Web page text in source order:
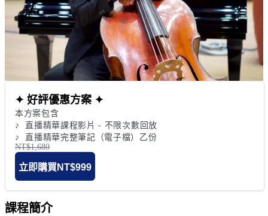
✦ 好評優惠方案 ✦
本方案包含
♪  直播精華課程影片 - 不限次數回放
♪  直播精華完整筆記（電子檔）乙份
NT$1,680
立即購買 NT$999
課程簡介